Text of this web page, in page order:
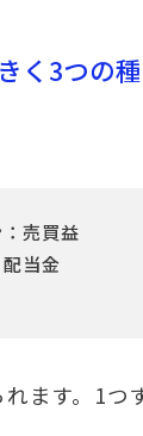
く3つの
：売買益
配当金
ます。1つ